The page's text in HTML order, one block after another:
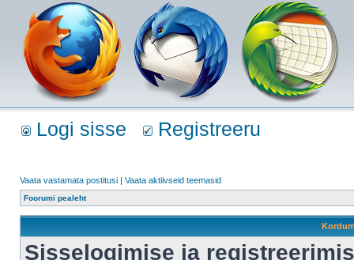
Logi sisse Registreeru
Vaata vastamata postitusi | Vaata aktiivseid teemasid
Foorumi pealeht
Sisselogimise ja